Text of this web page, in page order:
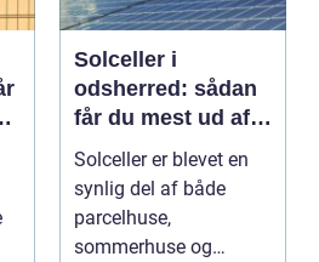
Solceller i
odsherred: sådan
får du mest ud af
solen
Solceller er blevet en
synlig del af både
parcelhuse,
sommerhuse og